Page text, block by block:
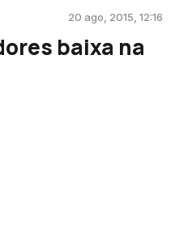
20 ago, 2015, 12:16
baixa na